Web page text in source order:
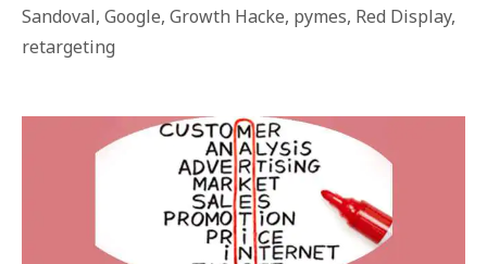
Sandoval, Google, Growth Hacke, pymes, Red Display,
retargeting